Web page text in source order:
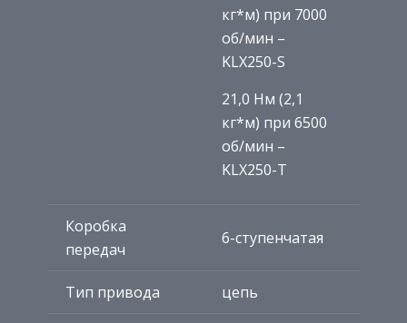
кг*м) при 7000
об/мин –
KLX250-S
21,0 Нм (2,1
кг*м) при 6500
об/мин –
KLX250-T
Коробка
передач
6-ступенчатая
Тип привода цепь